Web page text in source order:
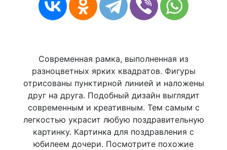
Современная рамка, выполненная из
разноцветных ярких квадратов. Фигуры
отрисованы пунктирной линией и наложены
друг на друга. Подобный дизайн выглядит
современным и креативным. Тем самым с
легкостью украсит любую поздравительную
картинку. Картинка для поздравления с
юбилеем дочери. Посмотрите похожие